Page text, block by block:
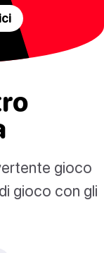
gioco
gioco con gli